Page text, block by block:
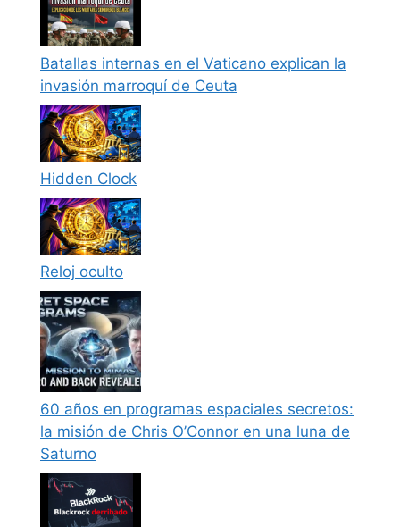
Batallas internas en el Vaticano explican la
invasión marroquí de Ceuta
Hidden Clock
Reloj oculto
60 años en programas espaciales secretos:
la misión de Chris O’Connor en una luna de
Saturno